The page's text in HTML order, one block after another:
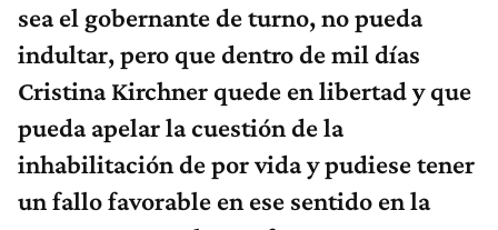
sea el gobernante de turno, no pueda
indultar, pero que dentro de mil días
Cristina Kirchner quede en libertad y que
pueda apelar la cuestión de la
inhabilitación de por vida y pudiese tener
un fallo favorable en ese sentido en la